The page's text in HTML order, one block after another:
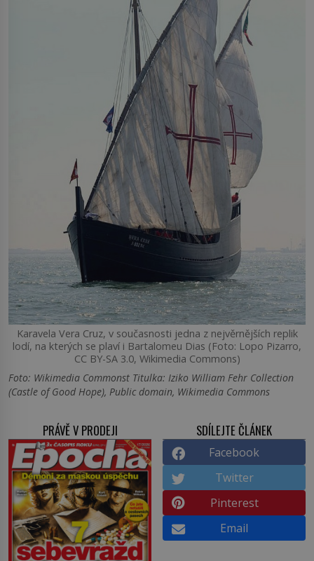
Karavela Vera Cruz, v současnosti jedna z nejvěrnějších replik
lodí, na kterých se plaví i Bartalomeu Dias (Foto: Lopo Pizarro,
CC BY-SA 3.0, Wikimedia Commons)
Foto: Wikimedia Commonst Titulka: Iziko William Fehr Collection
(Castle of Good Hope), Public domain, Wikimedia Commons
PRÁVĚ V PRODEJI SDÍLEJTE ČLÁNEK
Facebook
Twitter
Pinterest
Email